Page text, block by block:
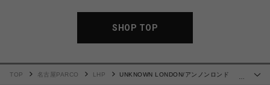
SHOP TOP
…
TOP 名古屋PARCO LHP
UNKNOWN LONDON/アンノンロンド